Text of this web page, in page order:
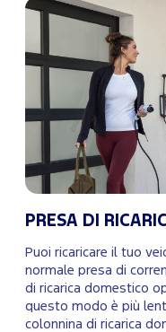
PRESA DI
Puoi ricaricare il tuo
normale presa di
di ricarica domestico
questo modo è più
colonnina di ricarica